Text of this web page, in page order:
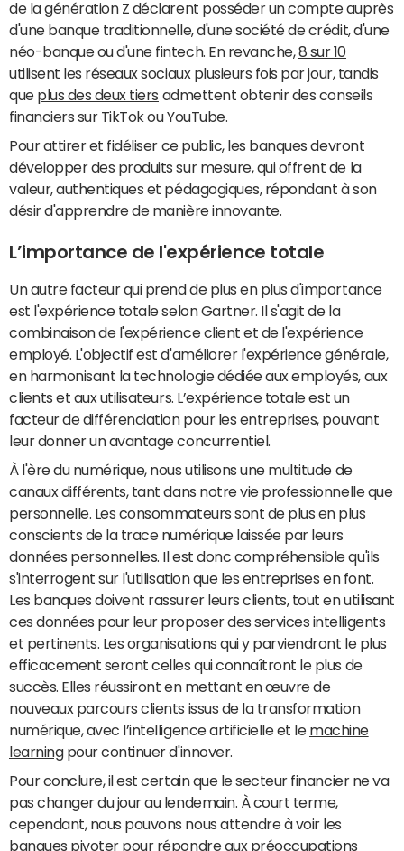
de la génération Z déclarent posséder un compte auprès
d'une banque traditionnelle, d'une société de crédit, d'une
néo-banque ou d'une fintech. En revanche,8 sur 10
utilisent les réseaux sociaux plusieurs fois par jour, tandis
que plus des deux tiers admettent obtenir des conseils
financiers sur TikTok ou YouTube.
Pour attirer et fidéliser ce public, les banques devront
développer des produits sur mesure, qui offrent de la
valeur, authentiques et pédagogiques, répondant à son
désir d'apprendre de manière innovante.
L’importance de l'expérience totale
Un autre facteur qui prend de plus en plus d'importance
est l'expérience totale selon Gartner. Il s'agit de la
combinaison de l'expérience client et de l'expérience
employé. L'objectif est d'améliorer l'expérience générale,
en harmonisant la technologie dédiée aux employés, aux
clients et aux utilisateurs. L’expérience totale est un
facteur de différenciation pour les entreprises, pouvant
leur donner un avantage concurrentiel.
À l'ère du numérique, nous utilisons une multitude de
canaux différents, tant dans notre vie professionnelle que
personnelle. Les consommateurs sont de plus en plus
conscients de la trace numérique laissée par leurs
données personnelles. Il est donc compréhensible qu'ils
s'interrogent sur l'utilisation que les entreprises en font.
Les banques doivent rassurer leurs clients, tout en utilisant
ces données pour leur proposer des services intelligents
et pertinents. Les organisations qui y parviendront le plus
efficacement seront celles qui connaîtront le plus de
succès. Elles réussiront en mettant en œuvre de
nouveaux parcours clients issus de la transformation
numérique, avec l’intelligence artificielle et le machine
learningpour continuer d'innover.
Pour conclure, il est certain que le secteur financier ne va
pas changer du jour au lendemain. À court terme,
cependant, nous pouvons nous attendre à voir les
banques pivoter pour répondre aux préoccupations